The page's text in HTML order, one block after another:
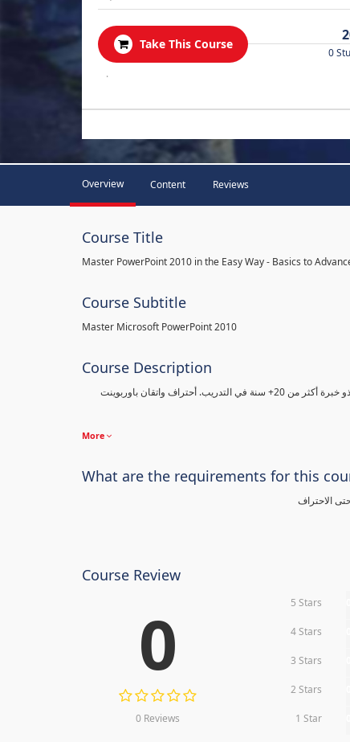
Take This Course
0
.
Overview Content Reviews
Course Title
Master PowerPoint 2010 in the Easy Way - Basics to
Course Subtitle
Master Microsoft PowerPoint 2010
Course Description
2010" مع هذه الدورة الشاملة من مدرب ذو خبرة أكثر من 20+ سنة في التدريب. أحتراف واتقان باوربوينت
More
What are the requirements for this
الاحتراف
Course Review
0
0 Reviews
5 Stars
4 Stars
3 Stars
2 Stars
1 Star